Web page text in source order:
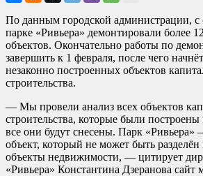
По данным городской администрации, с
парке «Ривьера» демонтировали более
объектов. Окончательно работы по
завершить к 1 февраля, после чего
незаконно построенных объектов
строительства.
— Мы провели анализ всех объектов
строительства, которые были построены
все они будут снесены. Парк «Ривьера»
объект, который не может быть
объекты недвижимости, — цитирует
«Ривьера» Константина Дзеранова сайт